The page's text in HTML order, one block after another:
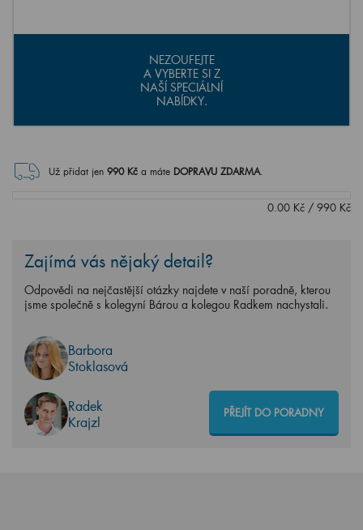
NEZOUFEJTE
A VYBERTE SI Z
NAŠÍ SPECIÁLNÍ
NABÍDKY.
Už přidat jen 990Kč a máte DOPRAVU ZDARMA.
0.00 Kč / 990 Kč
Zajímá vás nějaký detail?
Odpovědi na nejčastější otázky najdete v naší poradně, kterou
jsme společně s kolegyní Bárou a kolegou Radkem nachystali.
Barbora
Stoklasová
Radek
Krajzl
PŘEJÍT DO PORADNY